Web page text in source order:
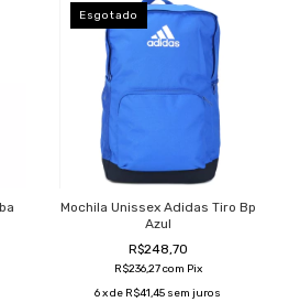
Esgotado
Mochila Unissex Adidas Tiro Bp
Azul
R$248,70
R$236,27com Pix
6x de R$41,45 sem juros